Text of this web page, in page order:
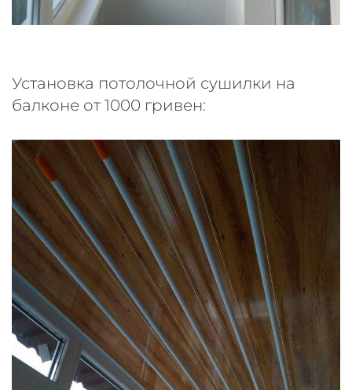
Установка потолочной сушилки на
балконе от 1000 гривен: